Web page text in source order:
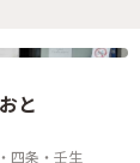
と
四条・壬生